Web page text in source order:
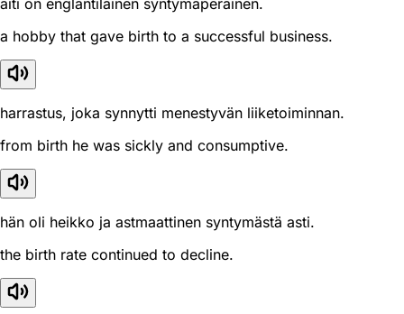
äiti on englantilainen syntymäperäinen.
a hobby that gave birth to a successful business.
harrastus, joka synnytti menestyvän liiketoiminnan.
from birth he was sickly and consumptive.
hän oli heikko ja astmaattinen syntymästä asti.
the birth rate continued to decline.